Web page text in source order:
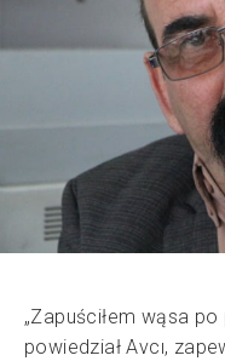
„Zapuściłem wąsa
powiedział Avcı,